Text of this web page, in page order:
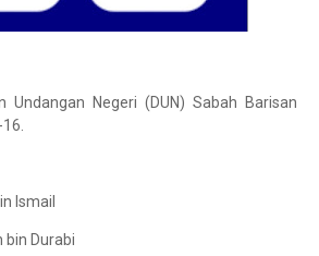
Undangan Negeri (DUN) Sabah Barisan
Ismail
bin Durabi